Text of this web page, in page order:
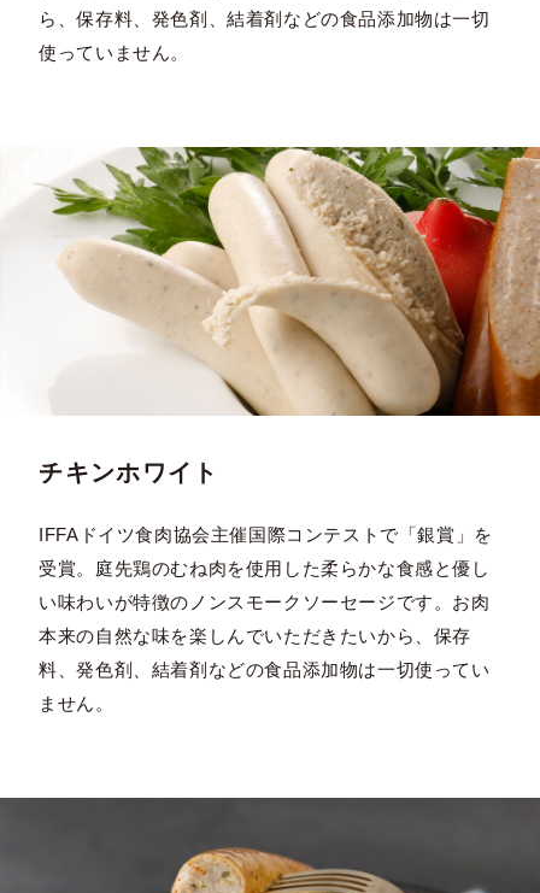
ら、保存料、発色剤、結着剤などの食品添加物は一切
使っていません。
チキンホワイト
IFFAドイツ食肉協会主催国際コンテストで「銀賞」を
受賞。庭先鶏のむね肉を使用した柔らかな食感と優し
い味わいが特徴のノンスモークソーセージです。お肉
本来の自然な味を楽しんでいただきたいから、保存
料、発色剤、結着剤などの食品添加物は一切使ってい
ません。